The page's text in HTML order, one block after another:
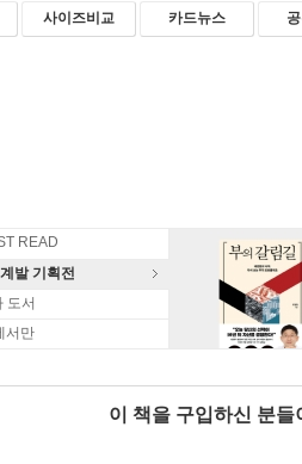
사이즈비교 카드뉴스
READ
발 기획전
도서
서만
이 책을 구입하신 분